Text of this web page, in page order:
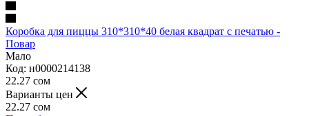
Коробка для пиццы 310*310*40 белая квадрат с печатью -
Повар
Мало
Код: н0000214138
22.27 сом
Варианты цен
22.27 сом